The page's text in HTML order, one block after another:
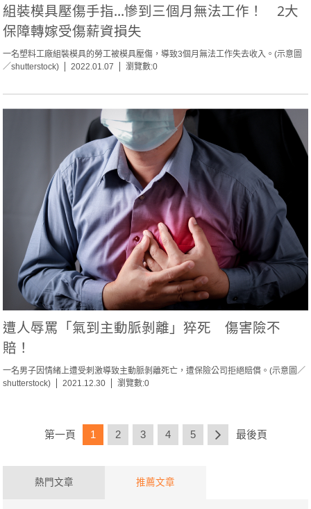
組裝模具壓傷手指...慘到三個月無法工作！ 2大
保障轉嫁受傷薪資損失
一名塑料工廠組裝模具的勞工被模具壓傷，導致3個月無法工作失去收入。(示意圖
／shutterstock)
2022.01.07 瀏覽數:0
遭人辱罵「氣到主動脈剝離」猝死 傷害險不
賠！
一名男子因情緒上遭受刺激導致主動脈剝離死亡，遭保險公司拒絕賠償。(示意圖／
shutterstock)
2021.12.30 瀏覽數:0
第一頁 1 2 3 4 5 最後頁
熱門文章 推薦文章